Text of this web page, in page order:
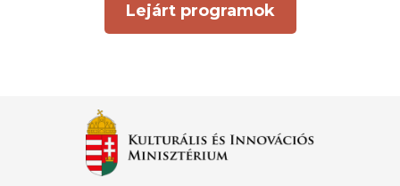
Lejárt programok